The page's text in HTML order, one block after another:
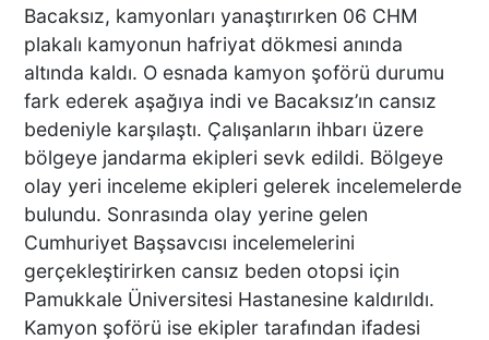
Bacaksız, kamyonları yanaştırırken 06 CHM
plakalı kamyonun hafriyat dökmesi anında
altında kaldı. O esnada kamyon şoförü durumu
fark ederek aşağıya indi ve Bacaksız’ın cansız
bedeniyle karşılaştı. Çalışanların ihbarı üzere
bölgeye jandarma ekipleri sevk edildi. Bölgeye
olay yeri inceleme ekipleri gelerek incelemelerde
bulundu. Sonrasında olay yerine gelen
Cumhuriyet Başsavcısı incelemelerini
gerçekleştirirken cansız beden otopsi için
Pamukkale Üniversitesi Hastanesine kaldırıldı.
Kamyon şoförü ise ekipler tarafından ifadesi